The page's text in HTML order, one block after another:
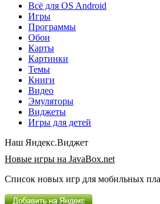
Всё для OS Android
Игры
Программы
Обои
Карты
Картинки
Темы
Книги
Видео
Эмуляторы
Виджеты
Игры для детей
Наш Яндекс.Виджет
Новые игры на JavaBox.net
Список новых игр для мобильных